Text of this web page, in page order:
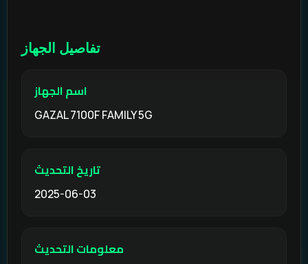
تفاصيل الجهاز
اسم الجهاز
GAZAL 7100F FAMILY 5G
تاريخ التحديث
2025-06-03
معلومات التحديث